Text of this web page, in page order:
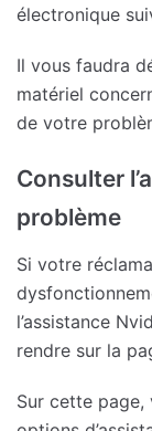
électronique
Il vous faudra
matériel
de votre
Consulter
problème
Si votre
l’assistance
rendre sur la
Sur cette page,